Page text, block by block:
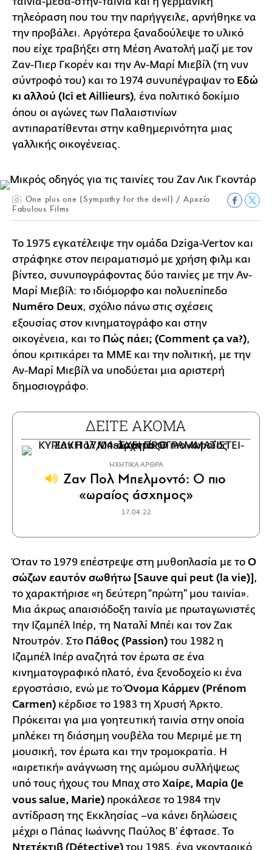
τηλεόραση που του την παρήγγειλε, αρνήθηκε να
την προβάλει. Αργότερα ξαναδούλεψε το υλικό
που είχε τραβήξει στη Μέση Ανατολή μαζί με τον
Ζαν-Πιερ Γκορέν και την Αν-Μαρί Μιεβίλ (τη νυν
σύντροφό του) και το 1974 συνυπέγραψαν το Εδώ
κι αλλού (Ici et Aillieurs), ένα πολιτικό δοκίμιο
όπου οι αγώνες των Παλαιστινίων
αντιπαρατίθενται στην καθημερινότητα μιας
γαλλικής οικογένειας.
One plus one (Sympathy for the devil) / Αρχείο
Fabulous Films
Το 1975 εγκατέλειψε την ομάδα Dziga-Vertov και
στράφηκε στον πειραματισμό με χρήση φιλμ και
βίντεο, συνυπογράφοντας δύο ταινίες με την Αν-
Μαρί Μιεβίλ: το ιδιόμορφο και πολυεπίπεδο
Numéro Deux, σχόλιο πάνω στις σχέσεις
εξουσίας στον κινηματογράφο και στην
οικογένεια, και το Πώς πάει; (Comment ça va?),
όπου κριτικάρει τα ΜΜΕ και την πολιτική, με την
Αν-Μαρί Μιεβίλ να υποδύεται μια αριστερή
δημοσιογράφο.
ΔΕΙΤΕ ΑΚΟΜΑ
ΗΧΗΤΙΚΑ ΑΡΘΡΑ
Ζαν Πολ Μπελμοντό: Ο πιο
«ωραίος άσχημος»
17.04.22
Όταν το 1979 επέστρεψε στη μυθοπλασία με το Ο
σώζων εαυτόν σωθήτω [Sauve qui peut (la vie)] ,
το χαρακτήρισε «η δεύτερη “πρώτη” μου ταινία».
Μια άκρως απαισιόδοξη ταινία με πρωταγωνιστές
την Ιζαμπέλ Ιπέρ, τη Ναταλί Μπέι και τον Ζακ
Ντουτρόν. Στο Πάθος (Passion) του 1982 η
Ιζαμπέλ Ιπέρ αναζητά τον έρωτα σε ένα
κινηματογραφικό πλατό, ένα ξενοδοχείο κι ένα
εργοστάσιο, ενώ με τοΌνομα Κάρμεν (Prénom
Carmen) κέρδισε το 1983 τη Χρυσή Άρκτο.
Πρόκειται για μια γοητευτική ταινία στην οποία
μπλέκει τη διάσημη νουβέλα του Μεριμέ με τη
μουσική, τον έρωτα και την τρομοκρατία. Η
«αιρετική» ανάγνωση της αμώμου συλλήψεως
υπό τους ήχους του Μπαχ στο Χαίρε, Μαρία (Je
vous salue, Marie) προκάλεσε το 1984 την
αντίδραση της Εκκλησίας –να κάνει δηλώσεις
μέχρι ο Πάπας Ιωάννης Παύλος Β’ έφτασε. Το
Ντετέκτιβ (Détective) του 1985, ένα γκονταρικό